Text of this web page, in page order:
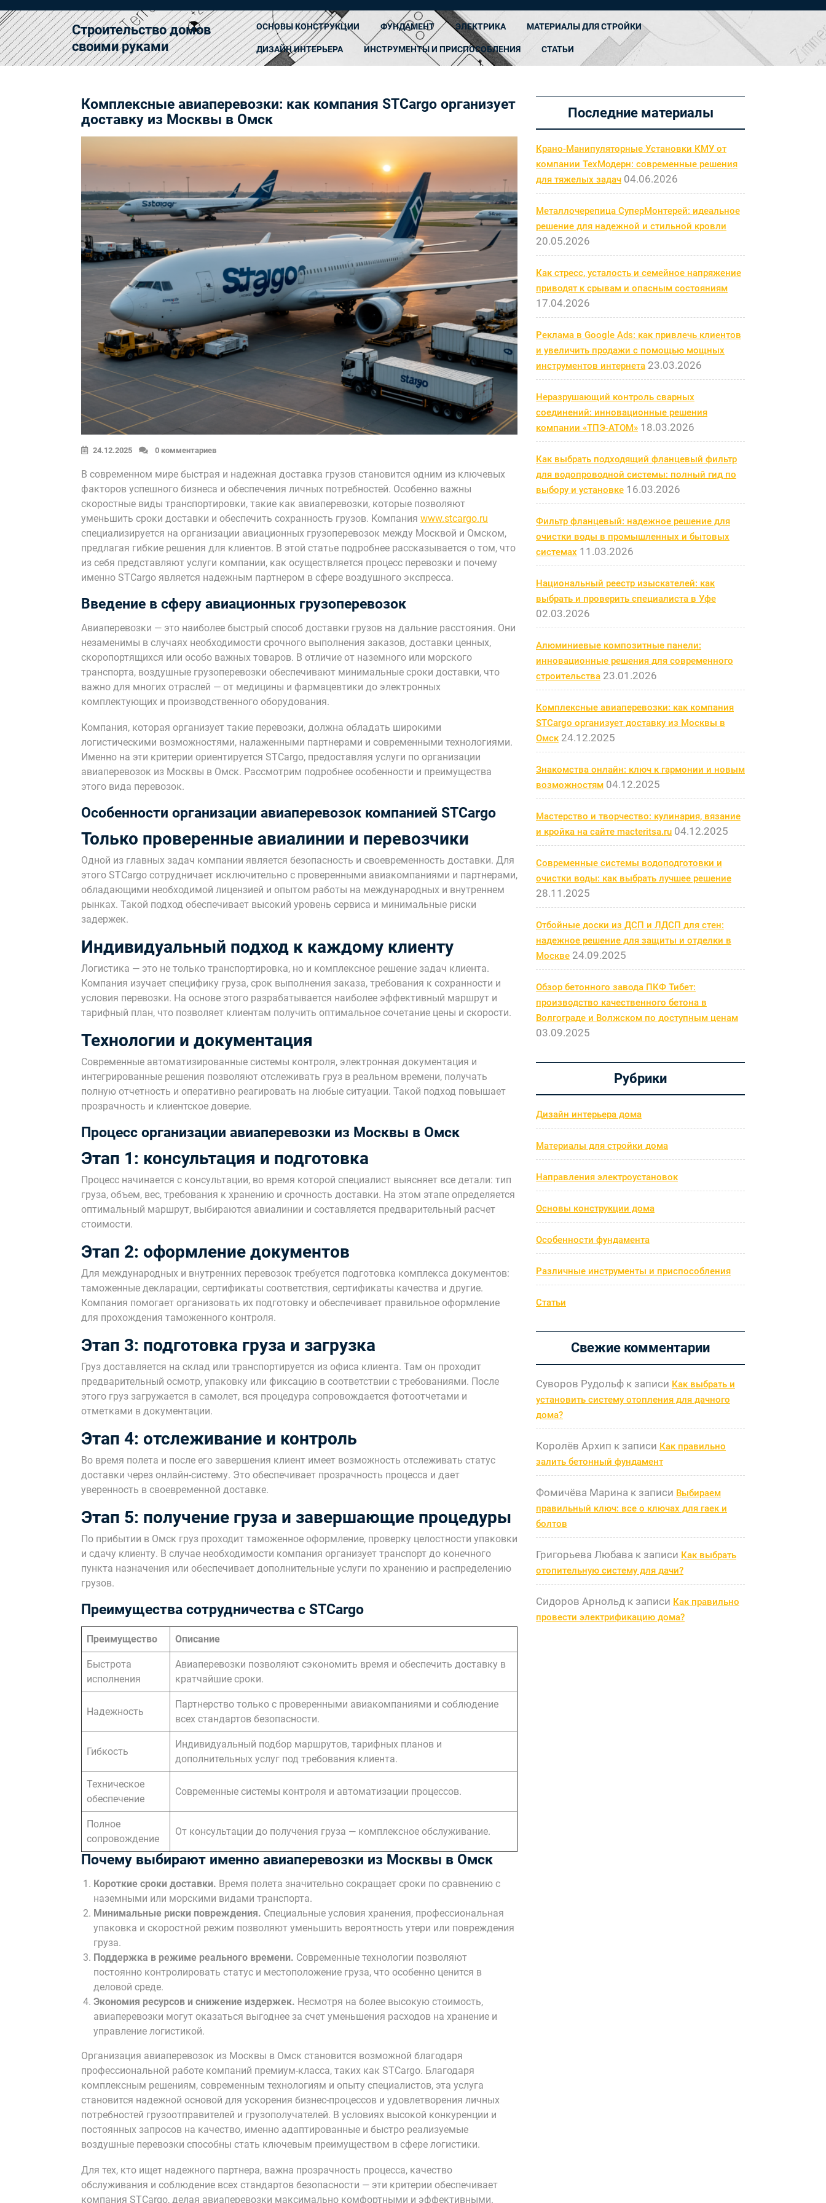
к
содержимому
Строительство домов
своими руками
ОСНОВЫ КОНСТРУКЦИИ ФУНДАМЕНТ ЭЛЕКТРИКА МАТЕРИАЛЫ ДЛЯ СТРОЙКИ
ДИЗАЙН ИНТЕРЬЕРА ИНСТРУМЕНТЫ И ПРИСПОСОБЛЕНИЯ СТАТЬИ
Комплексные авиаперевозки: как компания STCargo организует
доставку из Москвы в Омск
24.12.2025 0 комментариев
В современном мире быстрая и надежная доставка грузов становится одним из ключевых
факторов успешного бизнеса и обеспечения личных потребностей. Особенно важны
скоростные виды транспортировки, такие как авиаперевозки, которые позволяют
уменьшить сроки доставки и обеспечить сохранность грузов. Компания www.stcargo.ru
специализируется на организации авиационных грузоперевозок между Москвой и Омском,
предлагая гибкие решения для клиентов. В этой статье подробнее рассказывается о том, что
из себя представляют услуги компании, как осуществляется процесс перевозки и почему
именно STCargo является надежным партнером в сфере воздушного экспресса.
Введение в сферу авиационных грузоперевозок
Авиаперевозки — это наиболее быстрый способ доставки грузов на дальние расстояния. Они
незаменимы в случаях необходимости срочного выполнения заказов, доставки ценных,
скоропортящихся или особо важных товаров. В отличие от наземного или морского
транспорта, воздушные грузоперевозки обеспечивают минимальные сроки доставки, что
важно для многих отраслей — от медицины и фармацевтики до электронных
комплектующих и производственного оборудования.
Компания, которая организует такие перевозки, должна обладать широкими
логистическими возможностями, налаженными партнерами и современными технологиями.
Именно на эти критерии ориентируется STCargo, предоставляя услуги по организации
авиаперевозок из Москвы в Омск. Рассмотрим подробнее особенности и преимущества
этого вида перевозок.
Особенности организации авиаперевозок компанией STCargo
Только проверенные авиалинии и перевозчики
Одной из главных задач компании является безопасность и своевременность доставки. Для
этого STCargo сотрудничает исключительно с проверенными авиакомпаниями и партнерами,
обладающими необходимой лицензией и опытом работы на международных и внутреннем
рынках. Такой подход обеспечивает высокий уровень сервиса и минимальные риски
задержек.
Индивидуальный подход к каждому клиенту
Логистика — это не только транспортировка, но и комплексное решение задач клиента.
Компания изучает специфику груза, срок выполнения заказа, требования к сохранности и
условия перевозки. На основе этого разрабатывается наиболее эффективный маршрут и
тарифный план, что позволяет клиентам получить оптимальное сочетание цены и скорости.
Технологии и документация
Современные автоматизированные системы контроля, электронная документация и
интегрированные решения позволяют отслеживать груз в реальном времени, получать
полную отчетность и оперативно реагировать на любые ситуации. Такой подход повышает
прозрачность и клиентское доверие.
Процесс организации авиаперевозки из Москвы в Омск
Этап 1: консультация и подготовка
Процесс начинается с консультации, во время которой специалист выясняет все детали: тип
груза, объем, вес, требования к хранению и срочность доставки. На этом этапе определяется
оптимальный маршрут, выбираются авиалинии и составляется предварительный расчет
стоимости.
Этап 2: оформление документов
Для международных и внутренних перевозок требуется подготовка комплекса документов:
таможенные декларации, сертификаты соответствия, сертификаты качества и другие.
Компания помогает организовать их подготовку и обеспечивает правильное оформление
для прохождения таможенного контроля.
Этап 3: подготовка груза и загрузка
Груз доставляется на склад или транспортируется из офиса клиента. Там он проходит
предварительный осмотр, упаковку или фиксацию в соответствии с требованиями. После
этого груз загружается в самолет, вся процедура сопровождается фотоотчетами и
отметками в документации.
Этап 4: отслеживание и контроль
Во время полета и после его завершения клиент имеет возможность отслеживать статус
доставки через онлайн-систему. Это обеспечивает прозрачность процесса и дает
уверенность в своевременной доставке.
Этап 5: получение груза и завершающие процедуры
По прибытии в Омск груз проходит таможенное оформление, проверку целостности упаковки
и сдачу клиенту. В случае необходимости компания организует транспорт до конечного
пункта назначения или обеспечивает дополнительные услуги по хранению и распределению
грузов.
Преимущества сотрудничества с STCargo
Преимущество Описание
Быстрота
исполнения
Авиаперевозки позволяют сэкономить время и обеспечить доставку в
кратчайшие сроки.
Надежность
Партнерство только с проверенными авиакомпаниями и соблюдение
всех стандартов безопасности.
Гибкость
Индивидуальный подбор маршрутов, тарифных планов и
дополнительных услуг под требования клиента.
Техническое
обеспечение
Современные системы контроля и автоматизации процессов.
Полное
сопровождение
От консультации до получения груза — комплексное обслуживание.
Почему выбирают именно авиаперевозки из Москвы в Омск
Короткие сроки доставки. Время полета значительно сокращает сроки по сравнению с
наземными или морскими видами транспорта.
Минимальные риски повреждения. Специальные условия хранения, профессиональная
упаковка и скоростной режим позволяют уменьшить вероятность утери или повреждения
груза.
Поддержка в режиме реального времени. Современные технологии позволяют
постоянно контролировать статус и местоположение груза, что особенно ценится в
деловой среде.
Экономия ресурсов и снижение издержек. Несмотря на более высокую стоимость,
авиаперевозки могут оказаться выгоднее за счет уменьшения расходов на хранение и
управление логистикой.
Организация авиаперевозок из Москвы в Омск становится возможной благодаря
профессиональной работе компаний премиум-класса, таких как STCargo. Благодаря
комплексным решениям, современным технологиям и опыту специалистов, эта услуга
становится надежной основой для ускорения бизнес-процессов и удовлетворения личных
потребностей грузоотправителей и грузополучателей. В условиях высокой конкуренции и
постоянных запросов на качество, именно адаптированные и быстро реализуемые
воздушные перевозки способны стать ключевым преимуществом в сфере логистики.
Для тех, кто ищет надежного партнера, важна прозрачность процесса, качество
обслуживания и соблюдение всех стандартов безопасности — эти критерии обеспечивает
компания STCargo, делая авиаперевозки максимально комфортными и эффективными.
Последние материалы
Крано-Манипуляторные Установки КМУ от
компании ТехМодерн: современные решения
для тяжелых задач 04.06.2026
Металлочерепица СуперМонтерей: идеальное
решение для надежной и стильной кровли
20.05.2026
Как стресс, усталость и семейное напряжение
приводят к срывам и опасным состояниям
17.04.2026
Реклама в Google Ads: как привлечь клиентов
и увеличить продажи с помощью мощных
инструментов интернета 23.03.2026
Неразрушающий контроль сварных
соединений: инновационные решения
компании «ТПЭ-АТОМ» 18.03.2026
Как выбрать подходящий фланцевый фильтр
для водопроводной системы: полный гид по
выбору и установке 16.03.2026
Фильтр фланцевый: надежное решение для
очистки воды в промышленных и бытовых
системах 11.03.2026
Национальный реестр изыскателей: как
выбрать и проверить специалиста в Уфе
02.03.2026
Алюминиевые композитные панели:
инновационные решения для современного
строительства 23.01.2026
Комплексные авиаперевозки: как компания
STCargo организует доставку из Москвы в
Омск 24.12.2025
Знакомства онлайн: ключ к гармонии и новым
возможностям 04.12.2025
Мастерство и творчество: кулинария, вязание
и кройка на сайте macteritsa.ru 04.12.2025
Современные системы водоподготовки и
очистки воды: как выбрать лучшее решение
28.11.2025
Отбойные доски из ДСП и ЛДСП для стен:
надежное решение для защиты и отделки в
Москве 24.09.2025
Обзор бетонного завода ПКФ Тибет:
производство качественного бетона в
Волгограде и Волжском по доступным ценам
03.09.2025
Рубрики
Дизайн интерьера дома
Материалы для стройки дома
Направления электроустановок
Основы конструкции дома
Особенности фундамента
Различные инструменты и приспособления
Статьи
Свежие комментарии
Суворов Рудольф к записи Как выбрать и
установить систему отопления для дачного
дома?
Королёв Архип к записи Как правильно
залить бетонный фундамент
Фомичёва Марина к записи Выбираем
правильный ключ: все о ключах для гаек и
болтов
Григорьева Любава к записи Как выбрать
отопительную систему для дачи?
Сидоров Арнольд к записи Как правильно
провести электрификацию дома?